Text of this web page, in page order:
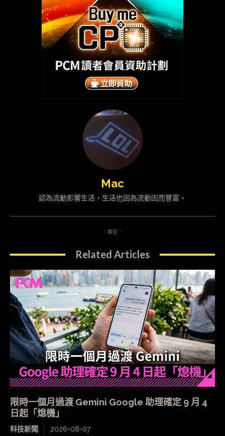
Mac
認為流動影響生活，生活也因為流動因而豐富。
- 廣告 -
Related Articles
限時一個月過渡 Gemini Google 助理確定 9 月 4
日起「熄機」
科技新聞 2026-08-07